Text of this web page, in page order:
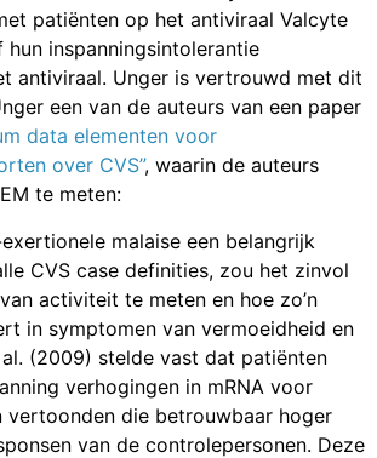
patiënten op het antiviraal Valcyte
inspanningsintolerantie
antiviraal. Unger is vertrouwd met dit
een van de auteurs van een paper
data elementen voor
over CVS”, waarin de auteurs
te meten:
malaise een belangrijk
CVS case definities, zou het zinvol
activiteit te meten en hoe zo’n
in symptomen van vermoeidheid en
(2009) stelde vast dat patiënten
verhogingen in mRNA voor
vertoonden die betrouwbaar hoger
van de controlepersonen. Deze